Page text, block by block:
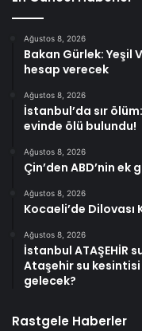
Ağustos 8, 2026
Bakan Gürlek: Yeşil
hesap verecek
Ağustos 8, 2026
İstanbul’da sır
evinde ölü bulundu!
Ağustos 8, 2026
Çin’den ABD’nin
Ağustos 8, 2026
Kocaeli’de Dilovası
Ağustos 8, 2026
İstanbul ATAŞEHİR
Ataşehir su
gelecek?
Rastgele Haberler